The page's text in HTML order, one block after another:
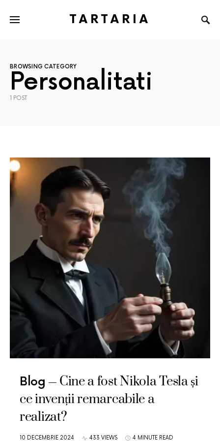
TARTARIA
BROWSING CATEGORY
Personalitati
1 POST
Blog
Cine a fost Nikola Tesla și
ce invenții remarcabile a
realizat?
10 DECEMBRIE 2024 433 VIEWS 4 MINUTE READ